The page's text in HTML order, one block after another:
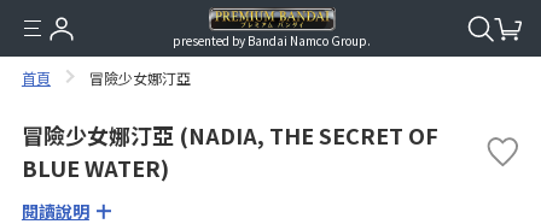
presented by Bandai Namco Group.
首頁 冒險少女娜汀亞
冒險少女娜汀亞 (NADIA, THE SECRET OF
BLUE WATER)
閱讀說明